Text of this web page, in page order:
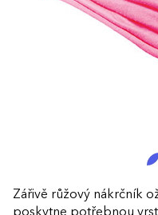
Zářivě růžový nákrčník
poskytne potřebnou